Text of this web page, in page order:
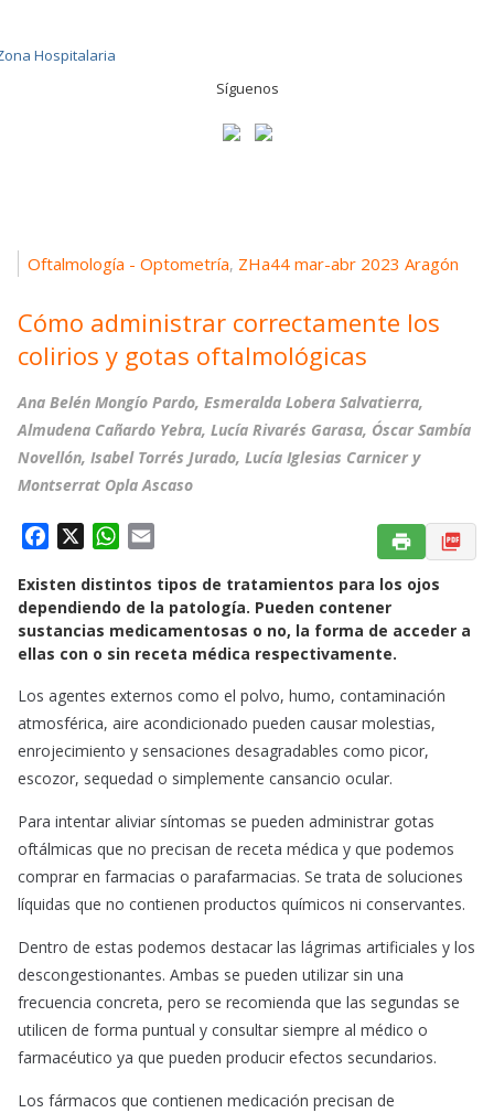
Síguenos
Oftalmología - Optometría, ZHa44 mar-abr 2023 Aragón
Cómo administrar correctamente los
colirios y gotas oftalmológicas
Ana Belén Mongío Pardo, Esmeralda Lobera Salvatierra,
Almudena Cañardo Yebra, Lucía Rivarés Garasa, Óscar Sambía
Novellón, Isabel Torrés Jurado, Lucía Iglesias Carnicer y
Montserrat Opla Ascaso
c
e
b
o
k
W
a
t
s
p
p
a
i
l
Existen distintos tipos de tratamientos para los ojos
dependiendo de la patología. Pueden contener
sustancias medicamentosas o no, la forma de acceder a
ellas con o sin receta médica respectivamente.
Los agentes externos como el polvo, humo, contaminación
atmosférica, aire acondicionado pueden causar molestias,
enrojecimiento y sensaciones desagradables como picor,
escozor, sequedad o simplemente cansancio ocular.
Para intentar aliviar síntomas se pueden administrar gotas
oftálmicas que no precisan de receta médica y que podemos
comprar en farmacias o parafarmacias. Se trata de soluciones
líquidas que no contienen productos químicos ni conservantes.
Dentro de estas podemos destacar las lágrimas artificiales y los
descongestionantes. Ambas se pueden utilizar sin una
frecuencia concreta, pero se recomienda que las segundas se
utilicen de forma puntual y consultar siempre al médico o
farmacéutico ya que pueden producir efectos secundarios.
Los fármacos que contienen medicación precisan de